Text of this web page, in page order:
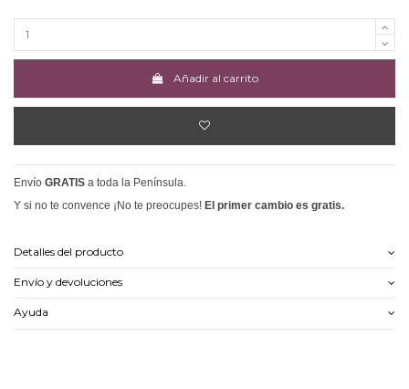
Añadir al carrito
Envío GRATIS a toda la Península.
Y si no te convence ¡No te preocupes! El primer cambio es gratis.
Detalles del producto
Envío y devoluciones
Ayuda